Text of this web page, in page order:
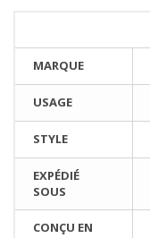
MARQUE
USAGE
STYLE
EXPÉDIÉ
SOUS
CONÇU EN